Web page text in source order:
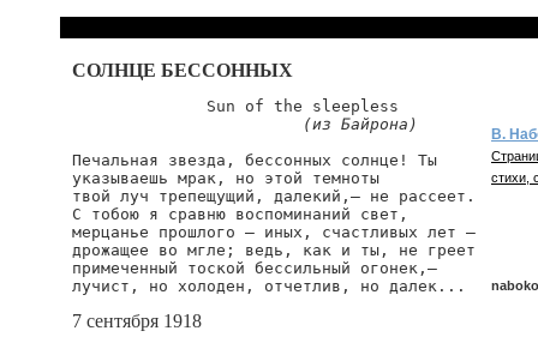
СОЛНЦЕ БЕССОННЫХ
              Sun of the sleepless
(из Байрона)
Печальная звезда, бессонных солнце! Ты
указываешь мрак, но этой темноты
твой луч трепещущий, далекий,— не рассеет.
С тобою я сравню воспоминаний свет,
мерцанье прошлого — иных, счастливых лет —
дрожащее во мгле; ведь, как и ты, не греет
примеченный тоской бессильный огонек,—
лучист, но холоден, отчетлив, но далек...
7 сентября 1918
В.
стихи,